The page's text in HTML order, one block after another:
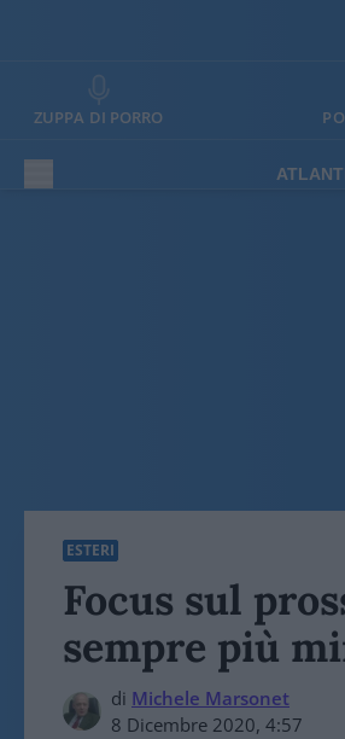
ZUPPA DI PORRO
ESTERI
Focus sul
sempre più
di Michele Marsonet
8 Dicembre 2020, 4:57